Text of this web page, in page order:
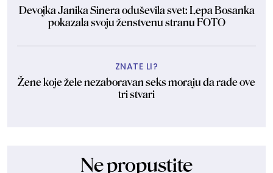
Devojka Janika Sinera oduševila svet: Lepa Bosanka
pokazala svoju ženstvenu stranu FOTO
ZNATE LI?
Žene koje žele nezaboravan seks moraju da rade ove
tri stvari
Ne propustite